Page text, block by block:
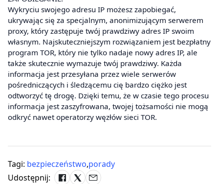
Wykryciu swojego adresu IP możesz zapobiegać,
ukrywając się za specjalnym, anonimizującym serwerem
proxy, który zastępuje twój prawdziwy adres IP swoim
własnym. Najskuteczniejszym rozwiązaniem jest bezpłatny
program TOR, który nie tylko nadaje nowy adres IP, ale
także skutecznie wymazuje twój prawdziwy. Każda
informacja jest przesyłana przez wiele serwerów
pośredniczących i śledzącemu cię bardzo ciężko jest
odtworzyć tę drogę. Dzięki temu, że w czasie tego procesu
informacja jest zaszyfrowana, twojej tożsamości nie mogą
odkryć nawet operatorzy węzłów sieci TOR.
Tagi: bezpieczeństwo,porady
Udostępnij: